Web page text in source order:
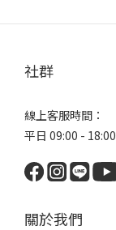
社群
線上客服時間：
平日 09:00 - 18:00
關於我們